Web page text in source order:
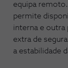
equipa
permite
interna e outra
extra de
a estabilidade